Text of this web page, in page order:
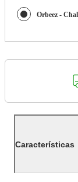
Características